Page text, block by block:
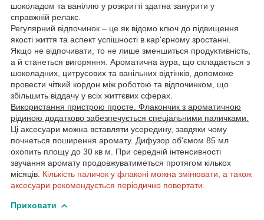
шоколадом та ваніллю у розкритті здатна занурити у
справжній релакс.
Регулярний відпочинок – це як відомо ключ до підвищення
якості життя та аспект успішності в кар'єрному зростанні.
Якщо не відпочивати, то не лише зменшиться продуктивність,
а й станеться вигоряння. Ароматична аура, що складається з
шоколадних, цитрусових та ванільних відтінків, допоможе
провести чіткий кордон між роботою та відпочинком, що
збільшить віддачу у всіх життєвих сферах.
Використання пристрою просте. Флакончик з ароматичною
рідиною додатково забезпечується спеціальними паличками.
Ці аксесуари можна вставляти усередину, завдяки чому
почнеться поширення аромату. Дифузор об'ємом 85 мл
охопить площу до 30 кв м. При середній інтенсивності
звучання аромату продовжуватиметься протягом кількох
місяців. Кількість паличок у флаконі можна змінювати, а також
аксесуари рекомендується періодично повертати.
Приховати